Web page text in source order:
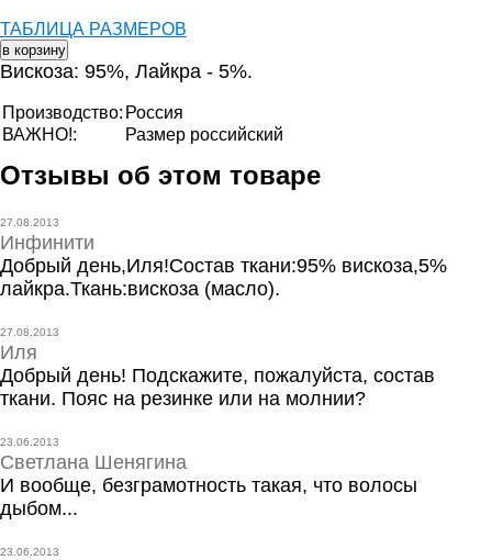
ТАБЛИЦА РАЗМЕРОВ
Вискоза: 95%, Лайкра - 5%.
Производство: Россия
ВАЖНО!:
Размер российский
Отзывы об этом товаре
27.08.2013
Инфинити
Добрый день,Иля!Состав ткани:95% вискоза,5%
лайкра.Ткань:вискоза (масло).
27.08.2013
Иля
Добрый день! Подскажите, пожалуйста, состав
ткани. Пояс на резинке или на молнии?
23.06.2013
Светлана Шенягина
И вообще, безграмотность такая, что волосы
дыбом...
23.06.2013